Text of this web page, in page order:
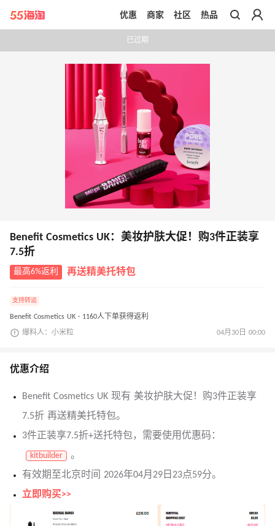
带你去官网买正品
优惠 商家 社区 热品
已过期
Benefit Cosmetics UK：美妆护肤大促！购3件正装享
7.5折
最高6%返利 再送精美托特包
支持转运
Benefit Cosmetics UK · 1160人下单获得返利
爆料人：小米粒 04月30日 00:00
优惠介绍
Benefit Cosmetics UK 现有 美妆护肤大促！购3件正装享
7.5折 再送精美托特包。
3件正装享7.5折+送托特包，需要使用优惠码：
kitbuilder
。
有效期至北京时间 2026年04月29日23点59分。
立即购买>>